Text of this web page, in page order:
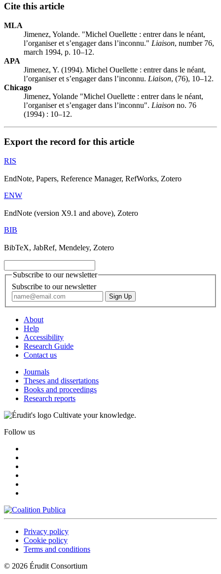
Cite this article
MLA
Jimenez, Yolande. "Michel Ouellette : entrer dans le néant,
l’organiser et s’engager dans l’inconnu." Liaison, number 76,
march 1994, p. 10–12.
APA
Jimenez, Y. (1994). Michel Ouellette : entrer dans le néant,
l’organiser et s’engager dans l’inconnu. Liaison, (76), 10–12.
Chicago
Jimenez, Yolande "Michel Ouellette : entrer dans le néant,
l’organiser et s’engager dans l’inconnu". Liaison no. 76
(1994) : 10–12.
Export the record for this article
RIS
EndNote, Papers, Reference Manager, RefWorks, Zotero
ENW
EndNote (version X9.1 and above), Zotero
BIB
BibTeX, JabRef, Mendeley, Zotero
Subscribe to our newsletter
Subscribe to our newsletter
About
Help
Accessibility
Research Guide
Contact us
Journals
Theses and dissertations
Books and proceedings
Research reports
Cultivate your knowledge.
Follow us
Privacy policy
Cookie policy
Terms and conditions
© 2026 Érudit Consortium